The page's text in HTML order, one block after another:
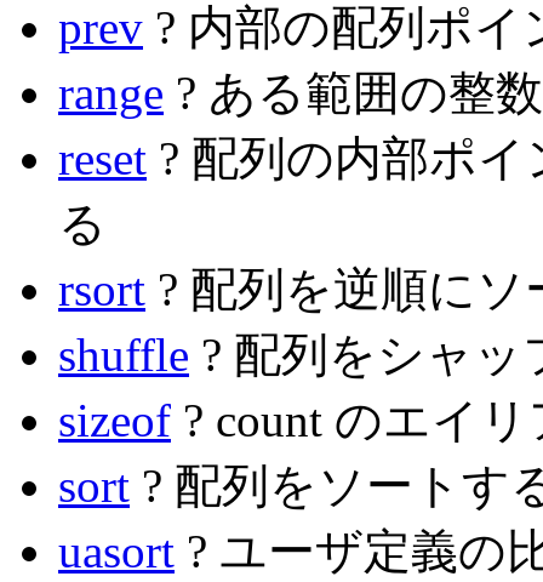
prev ? 内部の配列ポ
range ? ある範囲の整
reset ? 配列の内部ポ
る
rsort ? 配列を逆順に
shuffle ? 配列をシャッ
sizeof ? count のエイ
sort ? 配列をソートす
uasort ? ユーザ定義の